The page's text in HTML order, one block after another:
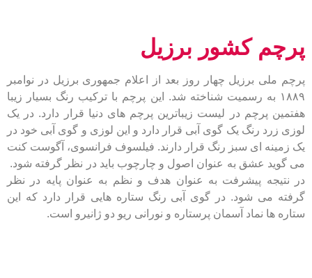
پرچم کشور برزیل
پرچم ملی برزیل چهار روز بعد از اعلام جمهوری برزیل در نوامبر
۱۸۸۹ به رسمیت شناخته شد. این پرچم با ترکیب رنگ بسیار زیبا
هفتمین پرچم در لیست زیباترین پرچم های دنیا قرار دارد. در یک
لوزی زرد رنگ یک گوی آبی قرار دارد و این لوزی و گوی آبی خود در
یک زمینه ای سبز رنگ قرار دارند. فیلسوف فرانسوی، آگوست کنت
می گوید عشق به عنوان اصول و چارچوب باید در نظر گرفته شود.
در نتیجه پیشرفت به عنوان هدف و نظم به عنوان پایه در نظر
گرفته می شود. در گوی آبی رنگ ستاره هایی قرار دارد که این
ستاره ها نماد آسمان پرستاره و نورانی ریو دو ژانیرو است.